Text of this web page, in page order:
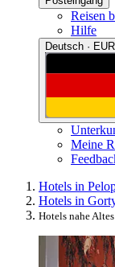
Reisen
Hilfe
Deutsch ·
Meine
Hotels in
Hotels in
Hotels nahe